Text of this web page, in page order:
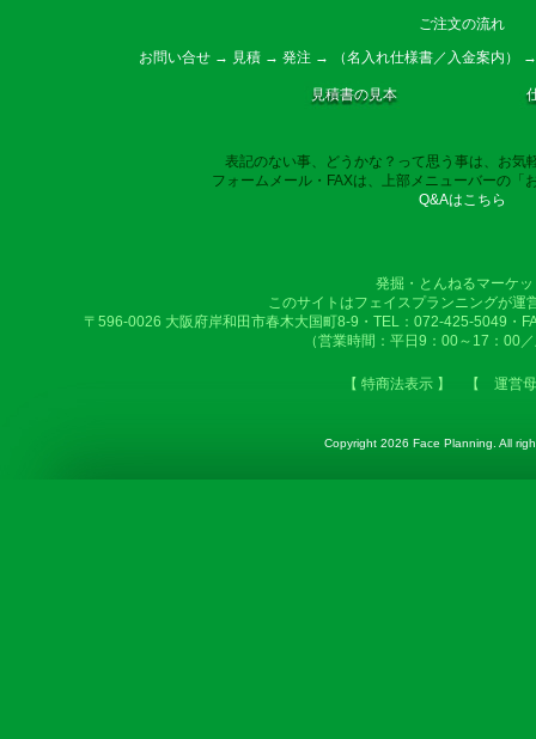
ご注文の流れ
お問い合せ → 見積 → 発注 → （名入れ仕様書／入金案内）
見積書の見本
表記のない事、どうかな？って思う事は、お気
フォームメール・FAXは、上部メニューバーの「
Q&Aはこちら
発掘・とんねるマーケ
このサイトはフェイスプランニングが運
〒596-0026 大阪府岸和田市春木大国町8-9・TEL：072-425-5049・
（営業時間：平日9：00～17：00
【 特商法表示 】 【 運営
Copyright 2026 Face Planning. All